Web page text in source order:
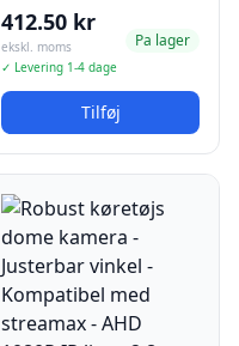
412.50 kr
ekskl. moms
✓ Levering 1-4 dage
Pa lager
Tilføj